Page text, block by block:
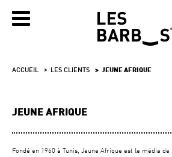
ACCUEIL LES CLIENTS JEUNE AFRIQUE
JEUNE AFRIQUE
Fondé en 1960 à Tunis, Jeune Afrique est le média de